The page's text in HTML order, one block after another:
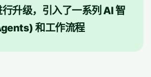
升级，引入了一系列 AI 智
和工作流程